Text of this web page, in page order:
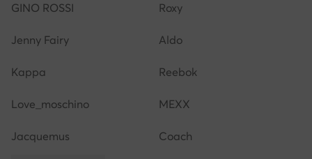
GINO ROSSI Roxy
Jenny Fairy Aldo
Kappa Reebok
Love_moschino MEXX
Jacquemus Coach